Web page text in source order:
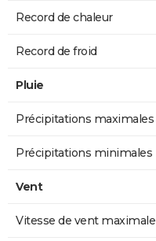
Record de chaleur
Record de froid
Pluie
Précipitations maximales
Précipitations minimales
Vent
Vitesse de vent maximale